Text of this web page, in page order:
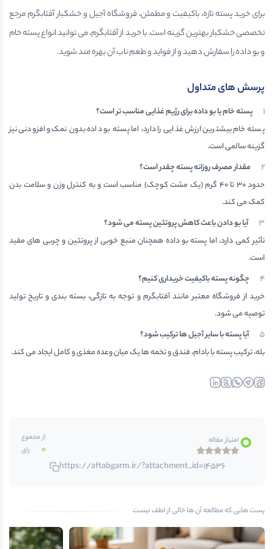
whatsapp
twitter
linkedin
برای خرید پسته تازه، باکیفیت و مطمئن، فروشگاه آجیل و خشکبار آفتابگرم مرجع
تخصصی خشکبار بهترین گزینه است. با خرید از آفتابگرم، می توانید انواع پسته خام
و بو داده را سفارش دهید و از فواید و طعم ناب آن بهره مند شوید.
پرسش های متداول
پسته خام یا بو داده برای رژیم غذایی مناسب تر است؟
پسته خام بیشترین ارزش غذایی را دارد، اما پسته بو داده بدون نمک و افزودنی نیز
گزینه سالمی است.
مقدار مصرف روزانه پسته چقدر است؟
حدود ۳۰ تا ۴۰ گرم (یک مشت کوچک) مناسب است و به کنترل وزن و سلامت بدن
کمک می کند.
آیا بو دادن باعث کاهش پروتئین پسته می شود؟
تأثیر کمی دارد، اما پسته بو داده همچنان منبع خوبی از پروتئین و چربی های مفید
است.
چگونه پسته باکیفیت خریداری کنیم؟
خرید از فروشگاه معتبر مانند آفتابگرم و توجه به تازگی، بسته بندی و تاریخ تولید
توصیه می شود.
آیا پسته با سایر آجیل ها ترکیب شود؟
بله، ترکیب پسته با بادام، فندق و تخمه ها یک میان وعده مغذی و کامل ایجاد می کند.
0امتیاز مقاله از مجموع
0 رای
https://aftabgarm.ir/?attachment_id=14536
پست هایی که مطالعه آن ها خالی از لطف نیست